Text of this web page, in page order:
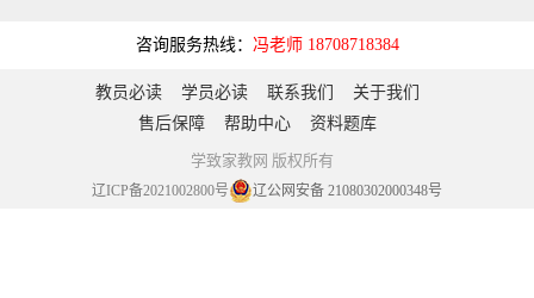
咨询服务热线： 冯老师 18708718384
教员必读 学员必读 联系我们
关于我们
售后保障
帮助中心 资料题库
学致家教网 版权所有
辽ICP备2021002800号 辽公网安备 21080302000348号